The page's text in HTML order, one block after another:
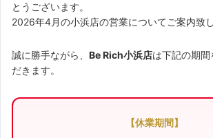
とうございます。
2026年4月の小浜店の営業についてご案内致し
誠に勝手ながら、 Be Rich小浜店は下記の期
だきます。
【休業期間】